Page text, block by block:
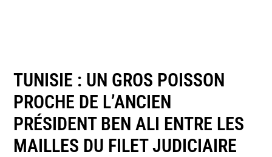
TUNISIE : UN GROS POISSON
PROCHE DE L’ANCIEN
PRÉSIDENT BEN ALI ENTRE LES
MAILLES DU FILET JUDICIAIRE